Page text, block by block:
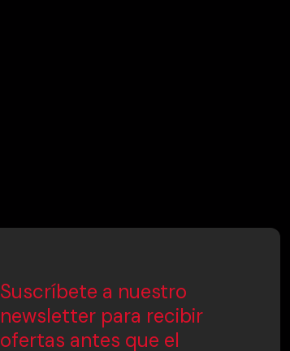
Suscríbete a nuestro
newsletter para recibir
ofertas antes que el